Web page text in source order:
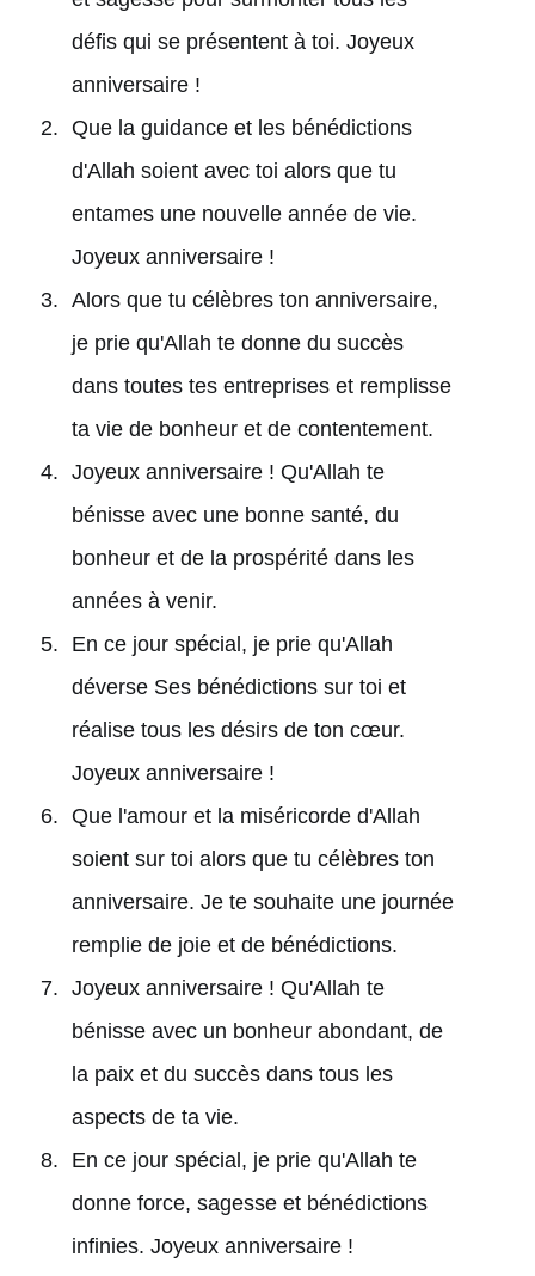
défis qui se présentent à toi. Joyeux
anniversaire !
Que la guidance et les bénédictions
d'Allah soient avec toi alors que tu
entames une nouvelle année de vie.
Joyeux anniversaire !
Alors que tu célèbres ton anniversaire,
je prie qu'Allah te donne du succès
dans toutes tes entreprises et remplisse
ta vie de bonheur et de contentement.
Joyeux anniversaire ! Qu'Allah te
bénisse avec une bonne santé, du
bonheur et de la prospérité dans les
années à venir.
En ce jour spécial, je prie qu'Allah
déverse Ses bénédictions sur toi et
réalise tous les désirs de ton cœur.
Joyeux anniversaire !
Que l'amour et la miséricorde d'Allah
soient sur toi alors que tu célèbres ton
anniversaire. Je te souhaite une journée
remplie de joie et de bénédictions.
Joyeux anniversaire ! Qu'Allah te
bénisse avec un bonheur abondant, de
la paix et du succès dans tous les
aspects de ta vie.
En ce jour spécial, je prie qu'Allah te
donne force, sagesse et bénédictions
infinies. Joyeux anniversaire !